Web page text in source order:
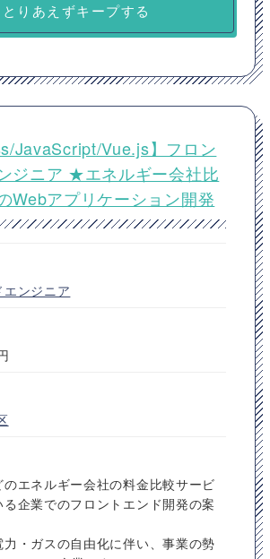
とりあえずキープする
JavaScript/Vue.js】フロン
ジニア ★エネルギー会社比
Webアプリケーション開発
ンジニア
エネルギー会社の料金比較サービ
企業でのフロントエンド開発の案
・ガスの自由化に伴い、事業の勢